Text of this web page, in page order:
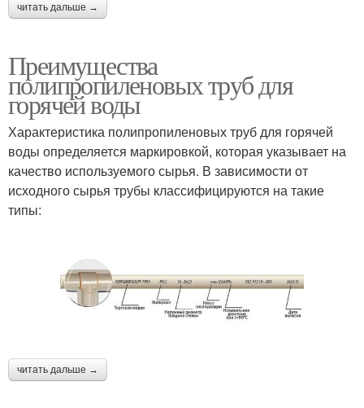
читать дальше →
Преимущества
полипропиленовых труб для
горячей воды
Характеристика полипропиленовых труб для горячей
воды определяется маркировкой, которая указывает на
качество используемого сырья. В зависимости от
исходного сырья трубы классифицируются на такие
типы:
читать дальше →